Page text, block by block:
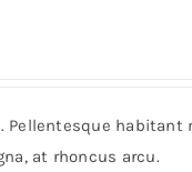
at rhoncus arcu.